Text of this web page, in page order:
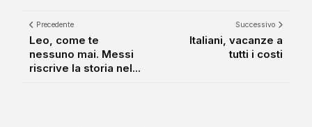
Precedente
Leo, come te
nessuno mai. Messi
riscrive la storia nel...
Successivo
Italiani, vacanze a
tutti i costi